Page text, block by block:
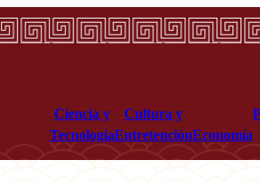
Ciencia y
Tecnología
Cultura y
EntretenciónEconomía